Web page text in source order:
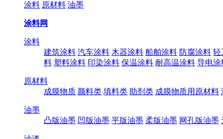
涂料 原材料 油墨
涂料网
涂料
建筑涂料 汽车涂料 木器涂料 船舶涂料 防腐涂料 轻
料 塑料涂料 印染涂料 保温涂料 耐高温涂料 导电涂
原材料
成膜物质 颜料类 填料类 助剂类 成膜物质用原材料
油墨
凸版油墨 凹版油墨 平版油墨 柔版油墨 网孔版油墨